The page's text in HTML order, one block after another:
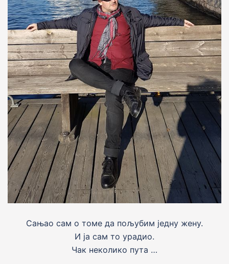
Сањао сам о томе да пољубим једну жену.
И ја сам то урадио.
Чак неколико пута …